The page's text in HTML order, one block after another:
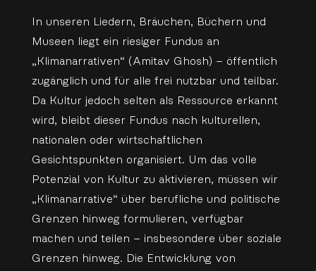
In unseren Liedern, Bräuchen, Büchern und
Museen liegt ein riesiger Fundus an
„Klimanarrativen“ (Amitav Ghosh) – öffentlich
zugänglich und für alle frei nutzbar und teilbar.
Da Kultur jedoch selten als Ressource erkannt
wird, bleibt dieser Fundus nach kulturellen,
nationalen oder wirtschaftlichen
Gesichtspunkten organisiert. Um das volle
Potenzial von Kultur zu aktivieren, müssen wir
„Klimanarrative“ über berufliche und politische
Grenzen hinweg formulieren, verfügbar
machen und teilen – insbesondere über soziale
Grenzen hinweg. Die Entwicklung von